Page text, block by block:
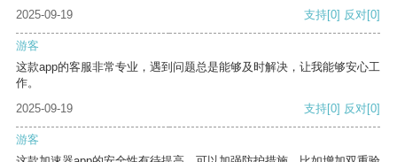
2025-09-19
支持[0] 反对[0]
游客
这款app的客服非常专业，遇到问题总是能够及时解决，让我能够安心工
作。
2025-09-19
支持[0] 反对[0]
游客